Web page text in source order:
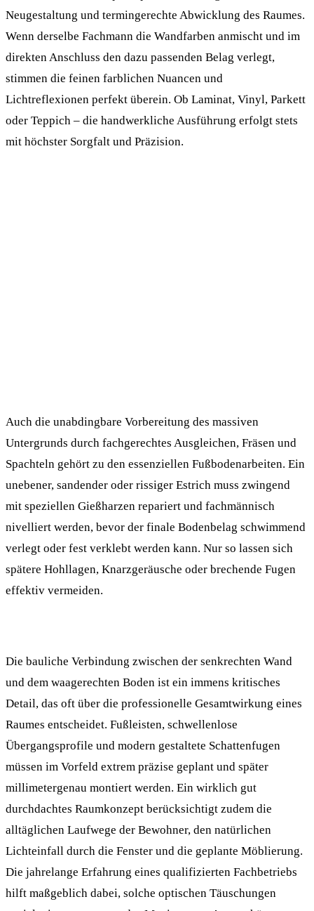
Neugestaltung und termingerechte Abwicklung des Raumes.
Wenn derselbe Fachmann die Wandfarben anmischt und im
direkten Anschluss den dazu passenden Belag verlegt,
stimmen die feinen farblichen Nuancen und
Lichtreflexionen perfekt überein. Ob Laminat, Vinyl, Parkett
oder Teppich – die handwerkliche Ausführung erfolgt stets
mit höchster Sorgfalt und Präzision.
Auch die unabdingbare Vorbereitung des massiven
Untergrunds durch fachgerechtes Ausgleichen, Fräsen und
Spachteln gehört zu den essenziellen Fußbodenarbeiten. Ein
unebener, sandender oder rissiger Estrich muss zwingend
mit speziellen Gießharzen repariert und fachmännisch
nivelliert werden, bevor der finale Bodenbelag schwimmend
verlegt oder fest verklebt werden kann. Nur so lassen sich
spätere Hohllagen, Knarzgeräusche oder brechende Fugen
effektiv vermeiden.
Die bauliche Verbindung zwischen der senkrechten Wand
und dem waagerechten Boden ist ein immens kritisches
Detail, das oft über die professionelle Gesamtwirkung eines
Raumes entscheidet. Fußleisten, schwellenlose
Übergangsprofile und modern gestaltete Schattenfugen
müssen im Vorfeld extrem präzise geplant und später
millimetergenau montiert werden. Ein wirklich gut
durchdachtes Raumkonzept berücksichtigt zudem die
alltäglichen Laufwege der Bewohner, den natürlichen
Lichteinfall durch die Fenster und die geplante Möblierung.
Die jahrelange Erfahrung eines qualifizierten Fachbetriebs
hilft maßgeblich dabei, solche optischen Täuschungen